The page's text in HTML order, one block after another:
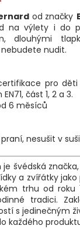
od značky
na výlety i do
dlouhými
nudit.
pro děti
část 1, 2 a 3.
6 měsíců
nesušit v
je švédská
a zvířátky jako
trhu od roku
tradici.
s jedinečným
každého